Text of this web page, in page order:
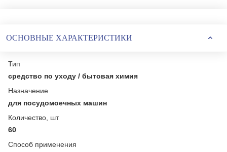
ОСНОВНЫЕ ХАРАКТЕРИСТИКИ
Тип
средство по уходу / бытовая химия
Назначение
для посудомоечных машин
Количество, шт
60
Способ применения